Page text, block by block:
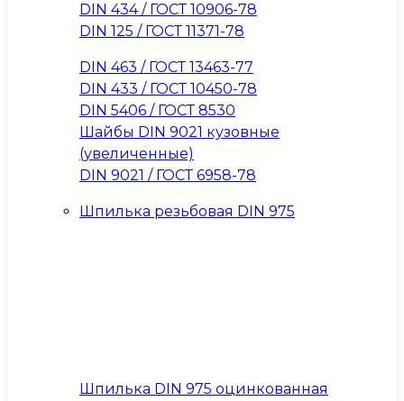
DIN 434 / ГОСТ 10906-78
DIN 125 / ГОСТ 11371-78
DIN 463 / ГОСТ 13463-77
DIN 433 / ГОСТ 10450-78
DIN 5406 / ГОСТ 8530
Шайбы DIN 9021 кузовные
(увеличенные)
DIN 9021 / ГОСТ 6958-78
Шпилька резьбовая DIN 975
Шпилька DIN 975 оцинкованная